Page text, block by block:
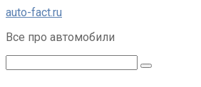
Перейти
контенту
auto-fact.ru
Все про автомобили